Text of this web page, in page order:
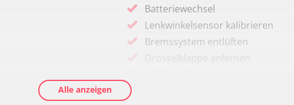
Batteriewechsel
Lenkwinkelsensor kalibrieren
Bremssystem entlüften
Drosselklappe anlernen
Alle anzeigen